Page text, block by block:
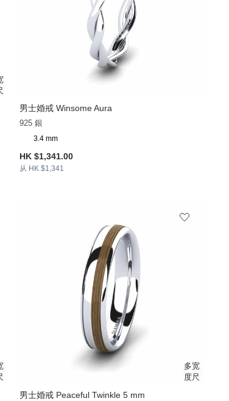
男士婚戒 Winsome Aura
925 銀
3.4 mm
HK $1,341.00
从 HK $1,341
男士婚戒 Peaceful Twinkle 5 mm